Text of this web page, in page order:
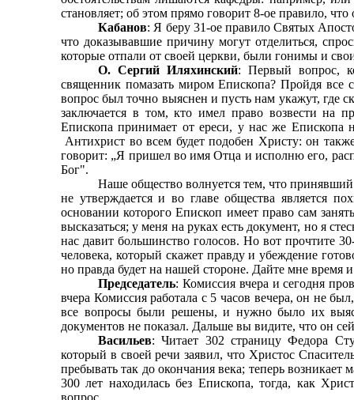
становляет; об этом прямо говорит 8-ое правило,
Кабанов: Я беру 31-ое правило Святых
что доказывавшие причину могут отделиться,
которые отпали от своей церкви, были гонимы и
О. Сергий Иляхинский: Первый вопрос,
священник помазать миром Епископа? Пройдя
вопрос был точно выяснен и пусть нам укажут, где
заклю­чается в том, кто имел право возвести на
Епископа принимает от ереси, у нас же Епископа
Антихрист во всем будет подобен Христу: он
говорит: „Я пришел во имя Отца и исполню его,
Бог".
Наше общество волнуется тем, что
не утверждается и во главе общества является
основании которого Епископ имеет право сам
высказаться; у меня на руках есть документ, но я
нас давит большинство голосов. Но вот прочтите
человека, который скажет правду и убеждение
но правда будет на нашей стороне. Дайте мне время
Председатель: Комиссия вчера и сегодня
вчера Комиссия работала с 5 часов вечера, он не
все вопросы были решены, и нужно было их
документов не показал. Дальше вы видите, что он
Васильев: Читает 302 страницу Федора
который в своей речи заявил, что Христос
пребывать так до окончания века; теперь
300 лет находилась без Епископа, тогда, как
вопрос.